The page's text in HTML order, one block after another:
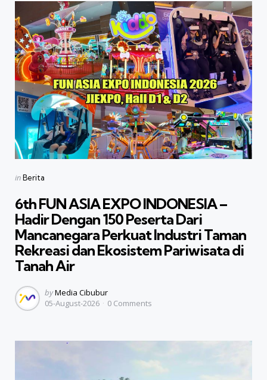
Categories
Posted
inBerita
6th FUN ASIA EXPO INDONESIA –
Hadir Dengan 150 Peserta Dari
Mancanegara Perkuat Industri Taman
Rekreasi dan Ekosistem Pariwisata di
Tanah Air
Posted
by
byMedia Cibubur
05-August-2026
0 Comments